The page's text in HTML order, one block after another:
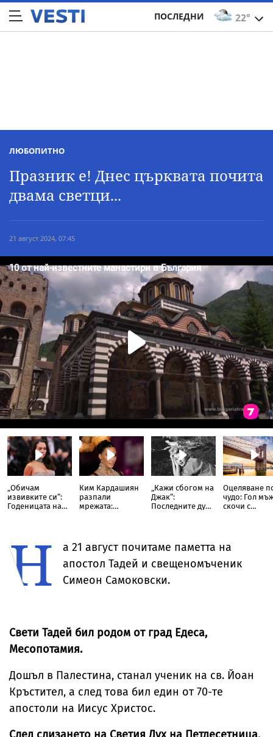
22°
ПОСЛЕДНИ
ЛЮБОПИТНО
Празник е! Днес църквата почита
двама светци...
21 август 2024, 07:45
„Обичам
извивките си“:
Годеницата на
тялото ѝ
Ким Кардашиян
разпали
мрежата:
Формула 1“ Люис
Хамилтън
„Кажи сбогом на
Джак“:
Последните думи
Оцеляване
чудо: Гол
скочи с
мост
Н
а 21 август почитаме паметта на
апостол Тадей и свещеномъченик
Симеон Самоковски.
Свети Тадей бил родом от град Едеса,
Месопотамия.
Дошъл в Палестина, станал ученик на св. Йоан
Кръстител, а след това бил един от 70-те
апостоли на Иисус Христос.